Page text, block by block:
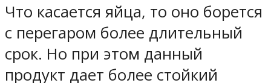
Что касается яйца, то оно борется
с перегаром более длительный
срок. Но при этом данный
продукт дает более стойкий